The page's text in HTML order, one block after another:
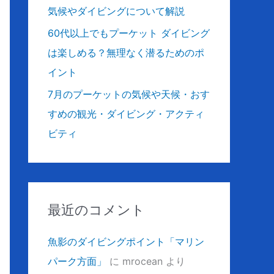
気候やダイビングについて解説
60代以上でもプーケット ダイビング
は楽しめる？無理なく潜るためのポ
イント
7月のプーケットの気候や天候・おす
すめの観光・ダイビング・アクティ
ビティ
最近のコメント
魚影のダイビングポイント「マリン
パーク方面」
に mrocean より